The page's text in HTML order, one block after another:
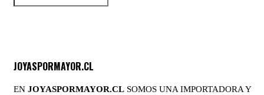
JOYASPORMAYOR.CL
EN JOYASPORMAYOR.CL SOMOS UNA IMPORTADORA Y